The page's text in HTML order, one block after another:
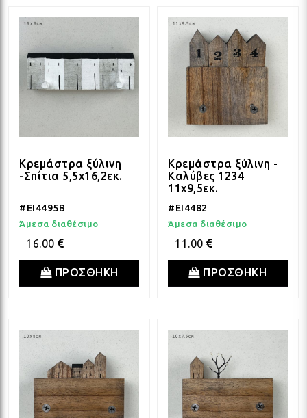
Κρεμάστρα ξύλινη
-Σπίτια 5,5x16,2εκ.
#EI4495B
Άμεσα διαθέσιμο
16.00
ΠΡΟΣΘΗΚΗ
Κρεμάστρα ξύλινη -
Καλύβες 1234
11x9,5εκ.
#EI4482
Άμεσα διαθέσιμο
11.00
ΠΡΟΣΘΗΚΗ